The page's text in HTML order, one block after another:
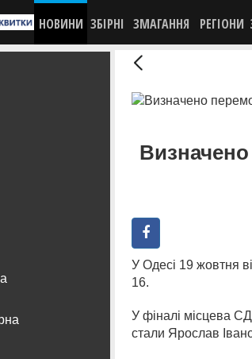
НОВИНИ ЗБІРНІ ЗМАГАННЯ РЕГІОНИ
У Одесі 19 жовтня
16.
У фіналі місцева
стали Ярослав